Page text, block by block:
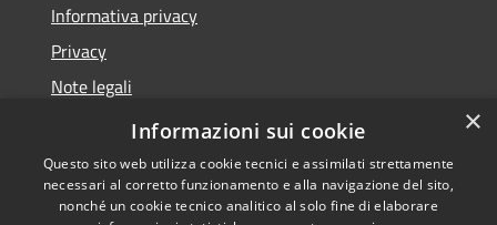
Informativa privacy
Privacy
Note legali
Dichiarazione di accessibilità
×
Informazioni sui cookie
Questo sito web utilizza cookie tecnici e assimilati strettamente
necessari al corretto funzionamento e alla navigazione del sito,
nonché un cookie tecnico analitico al solo fine di elaborare